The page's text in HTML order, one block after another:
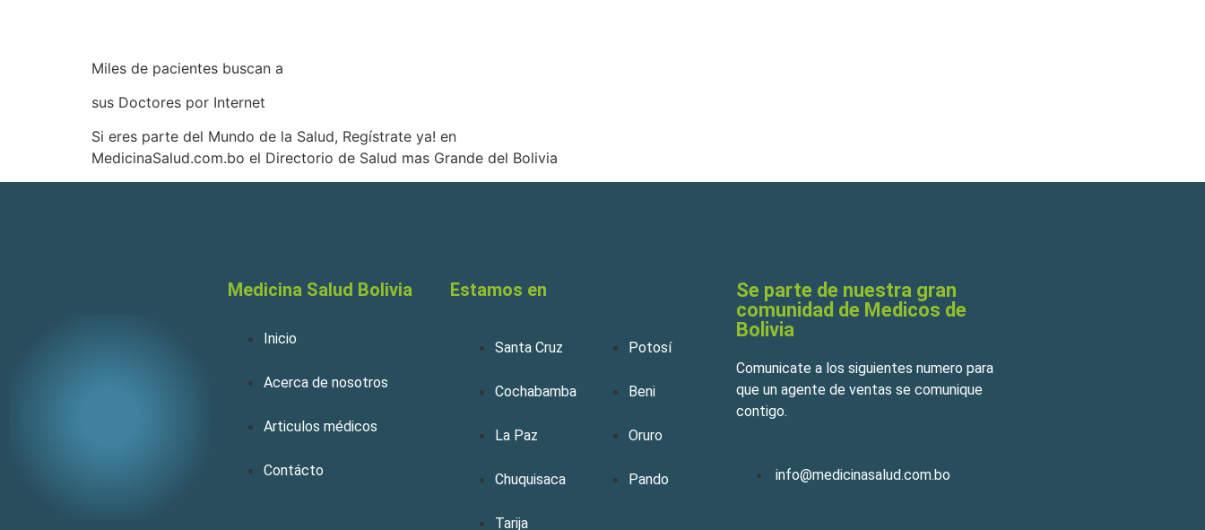
Miles de pacientes buscan a
sus Doctores por Internet
Si eres parte del Mundo de la Salud, Regístrate ya! en
MedicinaSalud.com.bo el Directorio de Salud mas Grande del Bolivia
Medicina Salud Bolivia
Inicio
Acerca de nosotros
Articulos médicos
Contácto
Estamos en
Santa Cruz
Cochabamba
La Paz
Chuquisaca
Tarija
Potosí
Beni
Oruro
Pando
Se parte de nuestra gran
comunidad de Medicos de
Bolivia
Comunicate a los siguientes numero para
que un agente de ventas se comunique
contigo.
info@medicinasalud.com.bo